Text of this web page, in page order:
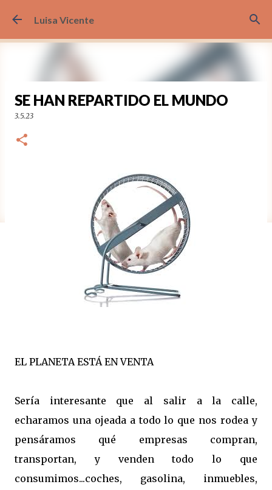
Luisa Vicente
SE HAN REPARTIDO EL MUNDO
3.5.23
EL PLANETA ESTÁ EN VENTA
Sería interesante que al salir a la calle,
echaramos una ojeada a todo lo que nos rodea y
pensáramos qué empresas compran,
transportan, y venden todo lo que
consumimos...coches, gasolina, inmuebles,